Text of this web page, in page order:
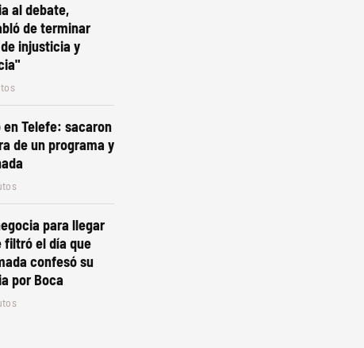
al debate,
de terminar
injusticia y
en Telefe: sacaron
de un programa y
para llegar
filtró el día que
confesó su
por Boca